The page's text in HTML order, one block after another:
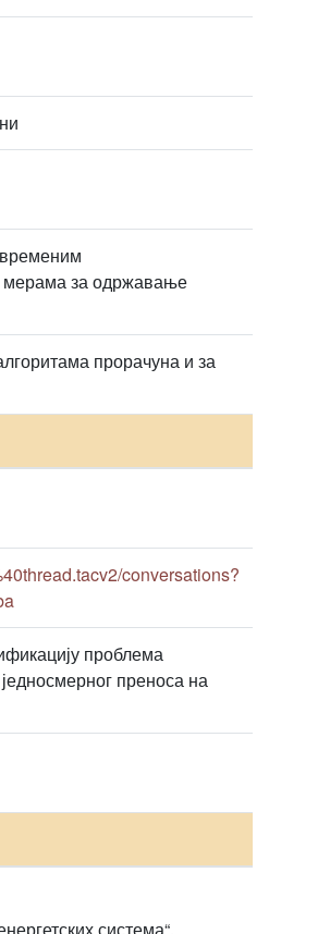
мерама за одржавање
прорачуна и за
conversations?
проблема
преноса на